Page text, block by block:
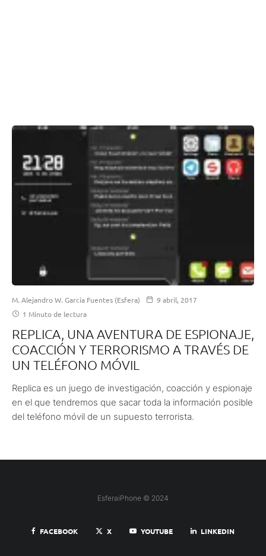
M. Alejandro W. García Fuentes (Esfera)
9 abril, 2017
1 Minuto de lectura
REPLICA, UNA AVENTURA DE ESPIONAJE,
COACCIÓN Y TERRORISMO A TRAVÉS DE
UN TELÉFONO MÓVIL
Replica es un juego de investigación, coacción y espionaje
en el que tendremos que sacar toda la información posible
del teléfono móvil de un supuesto terrorista.
EsferaiPhone © 2024
FACEBOOK X YOUTUBE LINKEDIN